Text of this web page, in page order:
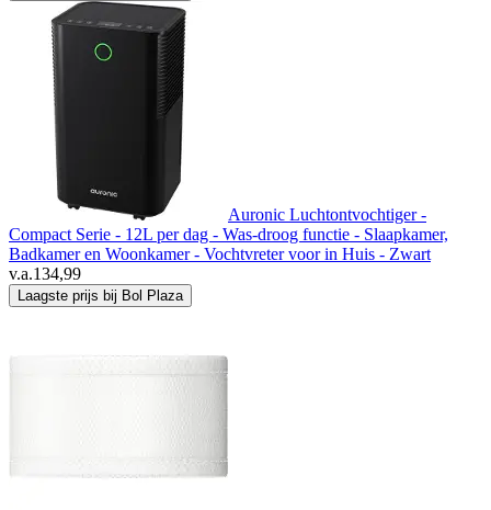
Auronic Luchtontvochtiger -
Compact Serie - 12L per dag - Was-droog functie - Slaapkamer,
Badkamer en Woonkamer - Vochtvreter voor in Huis - Zwart
v.a.134,99
Laagste prijs bij Bol Plaza